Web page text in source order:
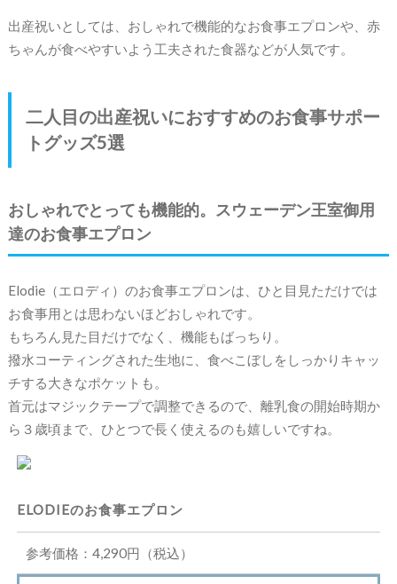
出産祝いとしては、おしゃれで機能的なお食事エプロンや、赤
ちゃんが食べやすいよう工夫された食器などが人気です。
二人目の出産祝いにおすすめのお食事サポー
トグッズ5選
おしゃれでとっても機能的。スウェーデン王室御用
達のお食事エプロン
Elodie（エロディ）のお食事エプロンは、ひと目見ただけでは
お食事用とは思わないほどおしゃれです。
もちろん見た目だけでなく、機能もばっちり。
撥水コーティングされた生地に、食べこぼしをしっかりキャッ
チする大きなポケットも。
首元はマジックテープで調整できるので、離乳食の開始時期か
ら３歳頃まで、ひとつで長く使えるのも嬉しいですね。
ELODIEのお食事エプロン
参考価格：4,290円（税込）